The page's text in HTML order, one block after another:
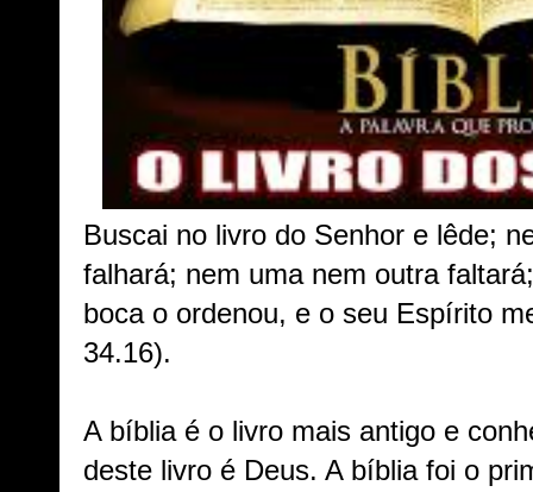
Buscai no livro do Senhor e lêde;
falhará; nem uma nem outra
boca o ordenou, e o seu Espírito
34.16).
A bíblia é o livro mais antigo e
deste livro é Deus. A bíblia foi o